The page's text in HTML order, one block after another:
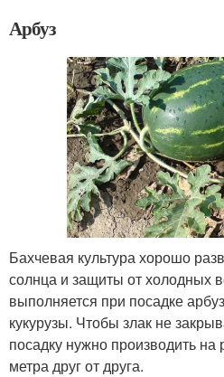
Арбуз
Бахчевая культура хорошо
солнца и защиты от холодных
выполняется при посадке
кукурузы. Чтобы злак не
посадку нужно производить
метра друг от друга.